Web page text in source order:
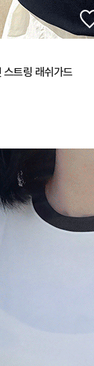
트링 래쉬가드